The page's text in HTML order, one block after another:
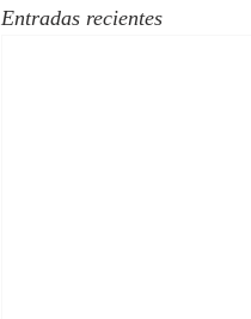
Entradas recientes